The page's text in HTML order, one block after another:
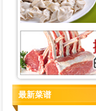
最新菜谱